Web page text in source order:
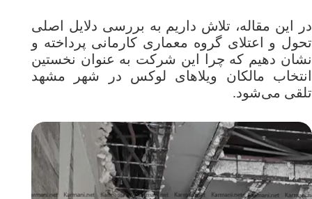
در این مقاله، تلاش داریم به بررسی دلایل اصلی
تحول و اعتلای گروه معماری کارمانی پرداخته و
نشان دهیم که چرا این شرکت به عنوان نخستین
انتخاب مالکان ویلاهای لوکس در شهر مشهد
تلقی می‌شود.